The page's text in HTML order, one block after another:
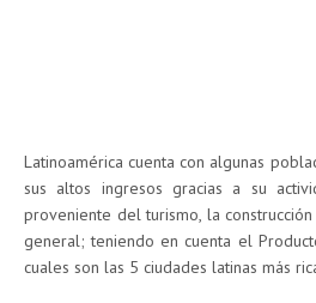
Latinoamérica cuenta con algunas
sus altos ingresos gracias a su
proveniente del turismo, la
general; teniendo en cuenta el
cuales son las 5 ciudades latinas más